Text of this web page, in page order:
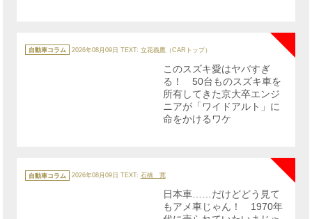
テ
ゴ
自動車コラム 2026年08月09日 TEXT: 立花義鷹（CARトップ）
このスズキ愛はヤバすぎ
る！ 50台ものスズキ車を
所有してきた京大卒エンジ
ニアが「ワイドアルト」に
命をかけるワケ
テ
ゴ
自動車コラム 2026年08月09日 TEXT: 石橋 寛
日本車……だけどどう見て
もアメ車じゃん！ 1970年